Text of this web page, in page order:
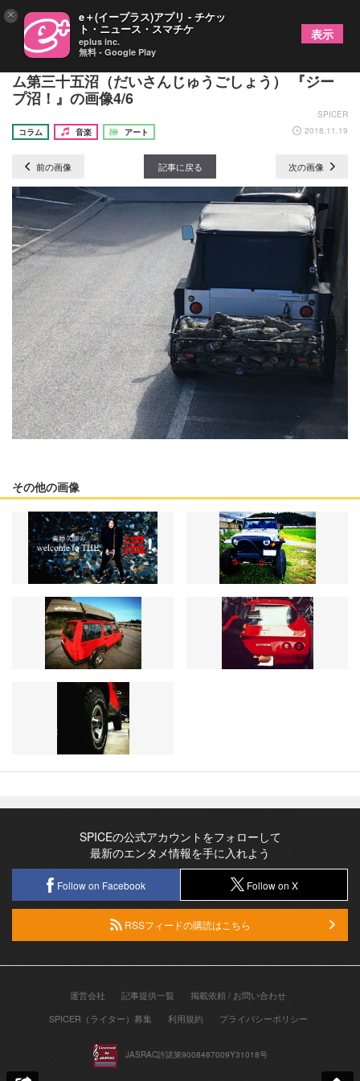
シンセ番長・齋藤久師が送る愛と狂気の大人気コラ
ム第三十五沼（だいさんじゅうごしょう） 『ジー
プ沼！』の画像4/6
SPICER
コラム
音楽 アート 2018.11.19
前の画像 記事に戻る 次の画像
その他の画像
SPICEの公式アカウントをフォローして
最新のエンタメ情報を手に入れよう
Follow on Facebook Follow on X
RSSフィードの購読はこちら
運営会社 記事提供一覧
掲載依頼 / お問い合わせ
SPICER（ライター）募集
利用規約 プライバシーポリシー
JASRAC許諾第9008487009Y31018号
× e＋(イープラス)アプリ - チケッ
ト・ニュース・スマチケ
eplus inc.
無料 - Google Play
表示